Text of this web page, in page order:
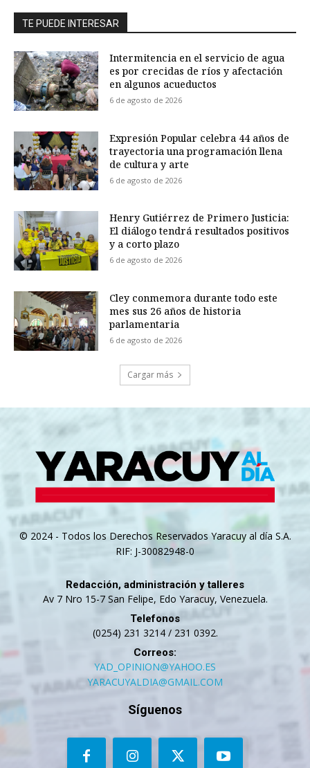
TE PUEDE INTERESAR
Intermitencia en el servicio de agua
es por crecidas de ríos y afectación
en algunos acueductos
6 de agosto de 2026
Expresión Popular celebra 44 años de
trayectoria una programación llena
de cultura y arte
6 de agosto de 2026
Henry Gutiérrez de Primero Justicia:
El diálogo tendrá resultados positivos
y a corto plazo
6 de agosto de 2026
Cley conmemora durante todo este
mes sus 26 años de historia
parlamentaria
6 de agosto de 2026
Cargar más
© 2024 - Todos los Derechos Reservados Yaracuy al día S.A.
RIF: J-30082948-0
Redacción, administración y talleres
Av 7 Nro 15-7 San Felipe, Edo Yaracuy, Venezuela.
Telefonos
(0254) 231 3214 / 231 0392.
Correos:
YAD_OPINION@YAHOO.ES
YARACUYALDIA@GMAIL.COM
Síguenos